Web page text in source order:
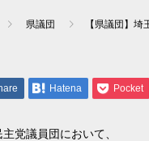
県議団 【県議団】
Hatena Pocket
党議員団において、